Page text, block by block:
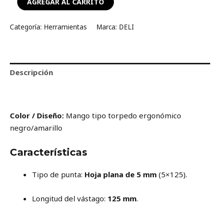
Categoría: Herramientas Marca: DELI
Descripción
Color / Diseño: Mango tipo torpedo ergonómico
negro/amarillo
Características
Tipo de punta: Hoja plana de 5 mm (5×125).
Longitud del vástago: 125 mm.